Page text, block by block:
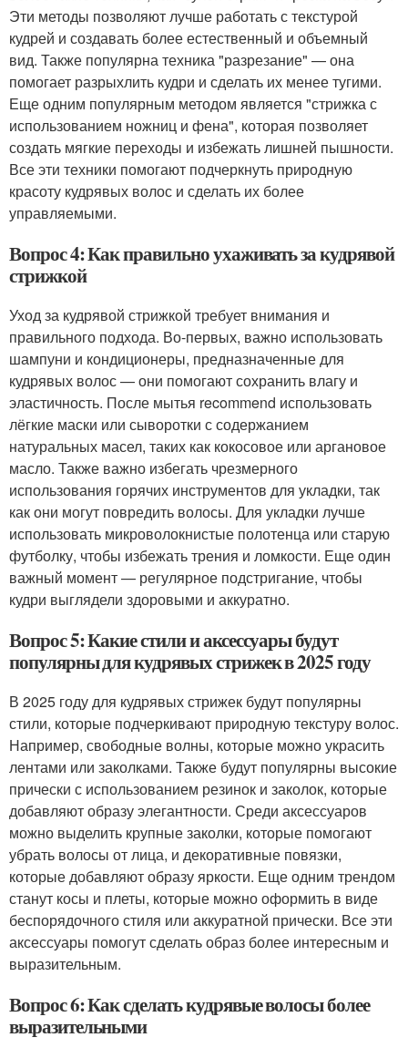
Эти методы позволяют лучше работать с текстурой
кудрей и создавать более естественный и объемный
вид. Также популярна техника "разрезание" — она
помогает разрыхлить кудри и сделать их менее тугими.
Еще одним популярным методом является "стрижка с
использованием ножниц и фена", которая позволяет
создать мягкие переходы и избежать лишней пышности.
Все эти техники помогают подчеркнуть природную
красоту кудрявых волос и сделать их более
управляемыми.
Вопрос 4: Как правильно ухаживать за кудрявой
стрижкой
Уход за кудрявой стрижкой требует внимания и
правильного подхода. Во-первых, важно использовать
шампуни и кондиционеры, предназначенные для
кудрявых волос — они помогают сохранить влагу и
эластичность. После мытья recommend использовать
лёгкие маски или сыворотки с содержанием
натуральных масел, таких как кокосовое или аргановое
масло. Также важно избегать чрезмерного
использования горячих инструментов для укладки, так
как они могут повредить волосы. Для укладки лучше
использовать микроволокнистые полотенца или старую
футболку, чтобы избежать трения и ломкости. Еще один
важный момент — регулярное подстригание, чтобы
кудри выглядели здоровыми и аккуратно.
Вопрос 5: Какие стили и аксессуары будут
популярны для кудрявых стрижек в 2025 году
В 2025 году для кудрявых стрижек будут популярны
стили, которые подчеркивают природную текстуру волос.
Например, свободные волны, которые можно украсить
лентами или заколками. Также будут популярны высокие
прически с использованием резинок и заколок, которые
добавляют образу элегантности. Среди аксессуаров
можно выделить крупные заколки, которые помогают
убрать волосы от лица, и декоративные повязки,
которые добавляют образу яркости. Еще одним трендом
станут косы и плеты, которые можно оформить в виде
беспорядочного стиля или аккуратной прически. Все эти
аксессуары помогут сделать образ более интересным и
выразительным.
Вопрос 6: Как сделать кудрявые волосы более
выразительными